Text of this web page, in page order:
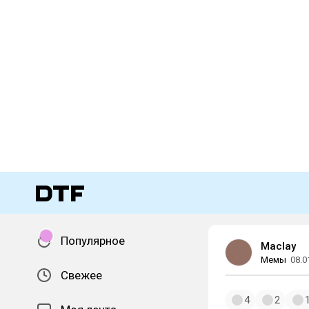
Популярное
Свежее
Maclay
Мемы
4 2 1